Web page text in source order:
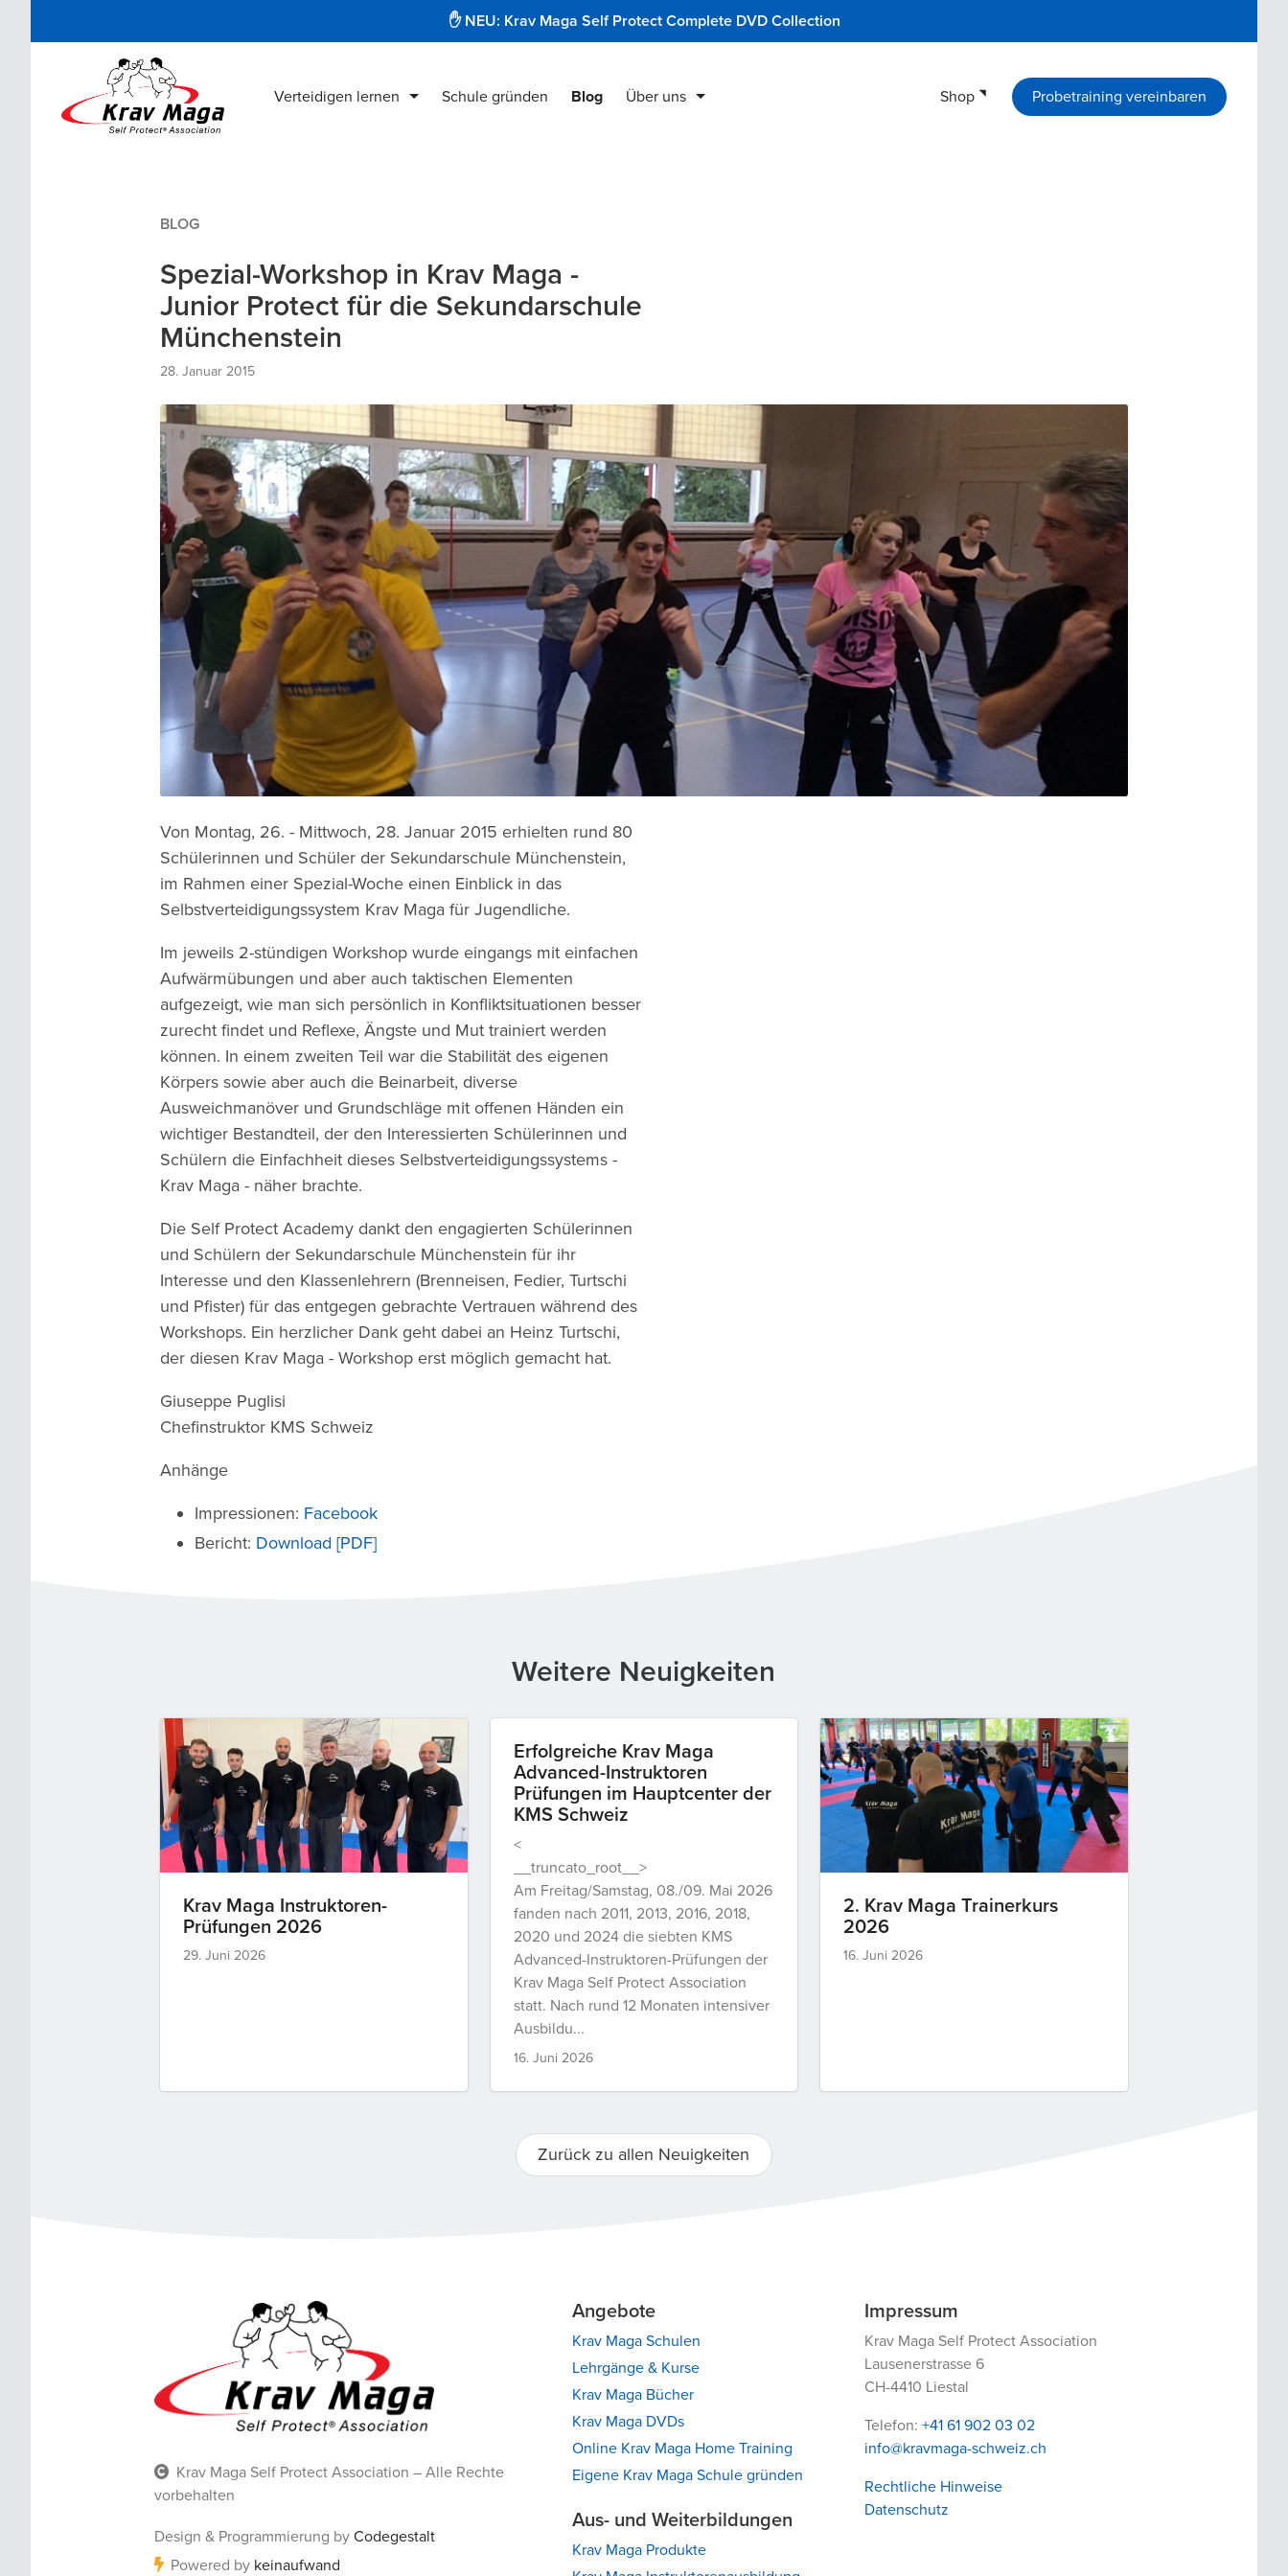
✋ NEU: Krav Maga Self Protect Complete DVD Collection
Verteidigen lernen
Krav Maga DVDs
Online Home Training
Schule gründen Blog Über uns Shop Probetraining vereinbaren
BLOG
Spezial-Workshop in Krav Maga -
Junior Protect für die Sekundarschule
Münchenstein
28. Januar 2015
Von Montag, 26. - Mittwoch, 28. Januar 2015 erhielten rund 80
Schülerinnen und Schüler der Sekundarschule Münchenstein,
im Rahmen einer Spezial-Woche einen Einblick in das
Selbstverteidigungssystem Krav Maga für Jugendliche.
Im jeweils 2-stündigen Workshop wurde eingangs mit einfachen
Aufwärmübungen und aber auch taktischen Elementen
aufgezeigt, wie man sich persönlich in Konfliktsituationen besser
zurecht findet und Reflexe, Ängste und Mut trainiert werden
können. In einem zweiten Teil war die Stabilität des eigenen
Körpers sowie aber auch die Beinarbeit, diverse
Ausweichmanöver und Grundschläge mit offenen Händen ein
wichtiger Bestandteil, der den Interessierten Schülerinnen und
Schülern die Einfachheit dieses Selbstverteidigungssystems -
Krav Maga - näher brachte.
Die Self Protect Academy dankt den engagierten Schülerinnen
und Schülern der Sekundarschule Münchenstein für ihr
Interesse und den Klassenlehrern (Brenneisen, Fedier, Turtschi
und Pfister) für das entgegen gebrachte Vertrauen während des
Workshops. Ein herzlicher Dank geht dabei an Heinz Turtschi,
der diesen Krav Maga - Workshop erst möglich gemacht hat.
Giuseppe Puglisi
Chefinstruktor KMS Schweiz
Anhänge
Impressionen: Facebook
Bericht: Download [PDF]
Weitere Neuigkeiten
Krav Maga Instruktoren-
Prüfungen 2026
29. Juni 2026
Erfolgreiche Krav Maga
Advanced-Instruktoren
Prüfungen im Hauptcenter der
KMS Schweiz
<
__truncato_root__>
Am Freitag/Samstag, 08./09. Mai 2026
fanden nach 2011, 2013, 2016, 2018,
2020 und 2024 die siebten KMS
Advanced-Instruktoren-Prüfungen der
Krav Maga Self Protect Association
statt. Nach rund 12 Monaten intensiver
Ausbildu...
16. Juni 2026
2. Krav Maga Trainerkurs
2026
16. Juni 2026
Zurück zu allen Neuigkeiten
Krav Maga Self Protect Association – Alle Rechte
vorbehalten
Design & Programmierung by Codegestalt
Powered by keinaufwand
Angebote
Krav Maga Schulen
Lehrgänge & Kurse
Krav Maga Bücher
Krav Maga DVDs
Online Krav Maga Home Training
Eigene Krav Maga Schule gründen
Aus- und Weiterbildungen
Krav Maga Produkte
Impressum
Krav Maga Self Protect Association
Lausenerstrasse 6
CH-4410 Liestal
Telefon:+41 61 902 03 02
info@kravmaga-schweiz.ch
Rechtliche Hinweise
Datenschutz